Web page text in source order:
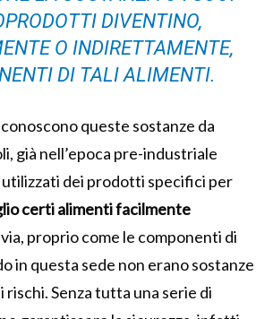
DIVENTINO,
O INDIRETTAMENTE,
DI TALI ALIMENTI.
queste sostanze da
già nell’epoca pre-industriale
dei prodotti specifici per
certi alimenti facilmente
proprio come le componenti di
in questa sede non erano sostanze
Senza tutta una serie di